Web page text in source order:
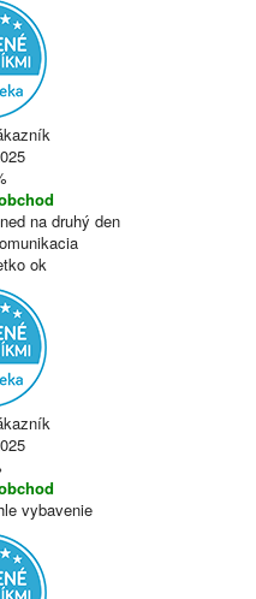
na druhý den
ok
vybavenie